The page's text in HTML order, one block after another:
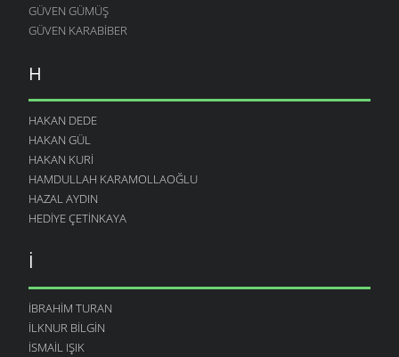
GÜVEN GÜMÜŞ
GÜVEN KARABIBER
H
HAKAN DEDE
HAKAN GÜL
HAKAN KURI
HAMDULLAH KARAMOLLAOĞLU
HAZAL AYDIN
HEDIYE ÇETINKAYA
I
İBRAHIM TURAN
İLKNUR BILGIN
İSMAIL IŞIK